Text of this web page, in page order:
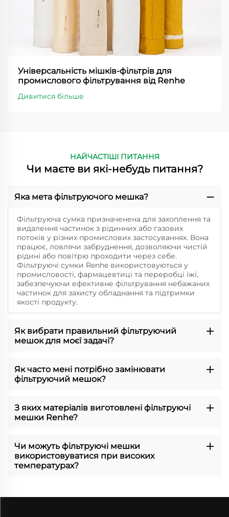
Універсальність мішків-фільтрів для
промислового фільтрування від Renhe
Дивитися більше
НАЙЧАСТІШІ ПИТАННЯ
Чи маєте ви які-небудь питання?
Яка мета фільтруючого мешка?
Фільтруюча сумка призначенена для захоплення та
видалення частинок з рідинних або газових
потоків у різних промислових застосуваннях. Вона
працює, ловлячи забруднення, дозволяючи чистій
рідині або повітрю проходити через себе.
Фільтруючі сумки Renhe використовуються у
промисловості, фармацевтиці та переробці їжі,
забезпечуючи ефективне фільтрування небажаних
частинок для захисту обладнання та підтримки
якості продукту.
Як вибрати правильний фільтруючий
мешок для моєї задачі?
Як часто мені потрібно замінювати
фільтруючий мешок?
З яких матеріалів виготовлені фільтруючі
мешки Renhe?
Чи можуть фільтруючі мешки
використовуватися при високих
температурах?